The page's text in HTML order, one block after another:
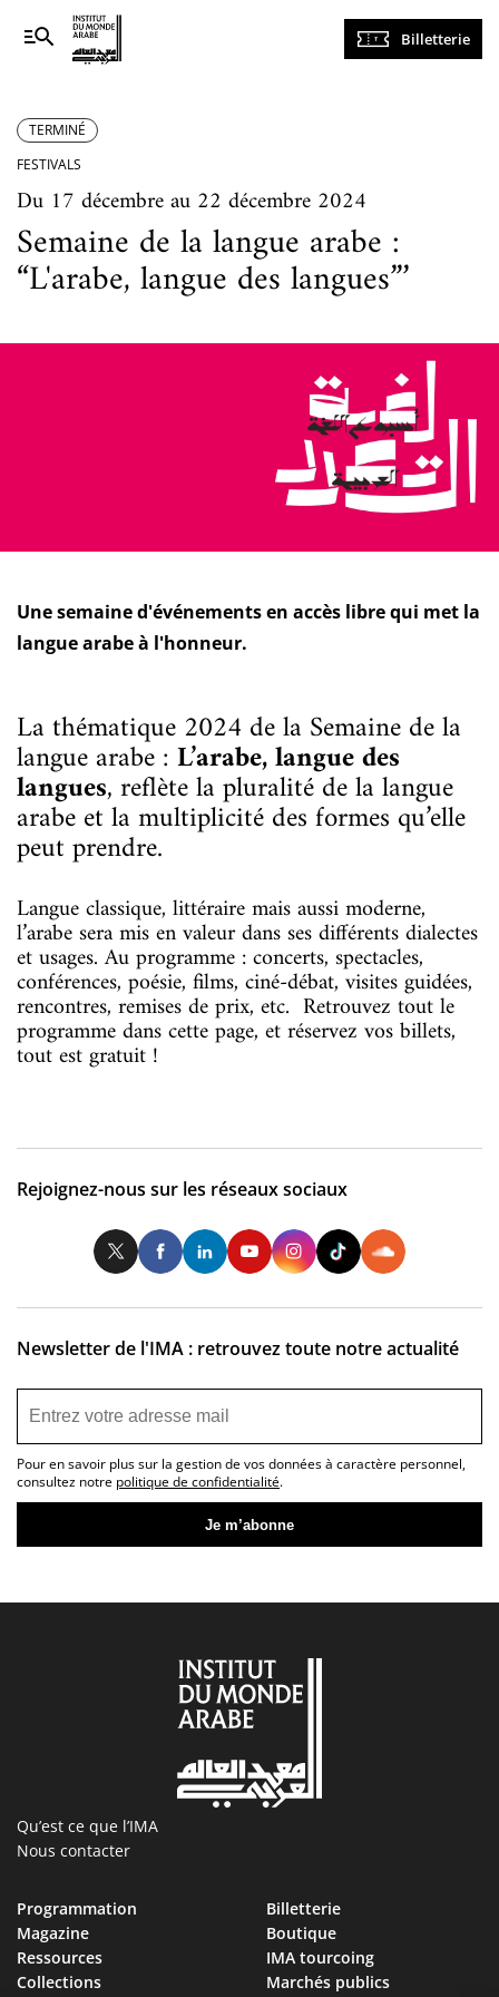
Navigation
principale
Billetterie
TERMINÉ
FESTIVALS
Du 17 décembre au 22 décembre 2024
Semaine de la langue arabe :
“L'arabe, langue des langues”’
Une semaine d'événements en accès libre qui met la
langue arabe à l'honneur.
La thématique 2024 de la Semaine de la
langue arabe : L’arabe, langue des
langues, reflète la pluralité de la langue
arabe et la multiplicité des formes qu’elle
peut prendre.
Langue classique, littéraire mais aussi moderne,
l’arabe sera mis en valeur dans ses différents dialectes
et usages. Au programme : concerts, spectacles,
conférences, poésie, films, ciné-débat, visites guidées,
rencontres, remises de prix, etc. Retrouvez tout le
programme dans cette page, et réservez vos billets,
tout est gratuit !
Rejoignez-nous sur les réseaux sociaux
TwitterFacebookLinkedInYoutubeInstagram
Newsletter de l'IMA : retrouvez toute notre actualité
Pour en savoir plus sur la gestion de vos données à caractère personnel,
consultez notre politique de confidentialité.
Qu’est ce que l’IMA
Nous contacter
Programmation
Magazine
Ressources
Collections
Billetterie
Boutique
IMA tourcoing
Marchés publics